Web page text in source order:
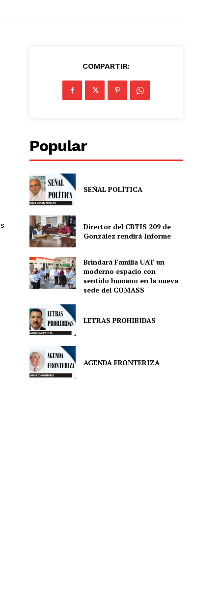
COMPARTIR:
Popular
SEÑAL POLÍTICA
Director del CBTIS 209 de
González rendirá Informe
Brindará Familia UAT un
moderno espacio con
sentido humano en la nueva
sede del COMASS
LETRAS PROHIBIDAS
AGENDA FRONTERIZA